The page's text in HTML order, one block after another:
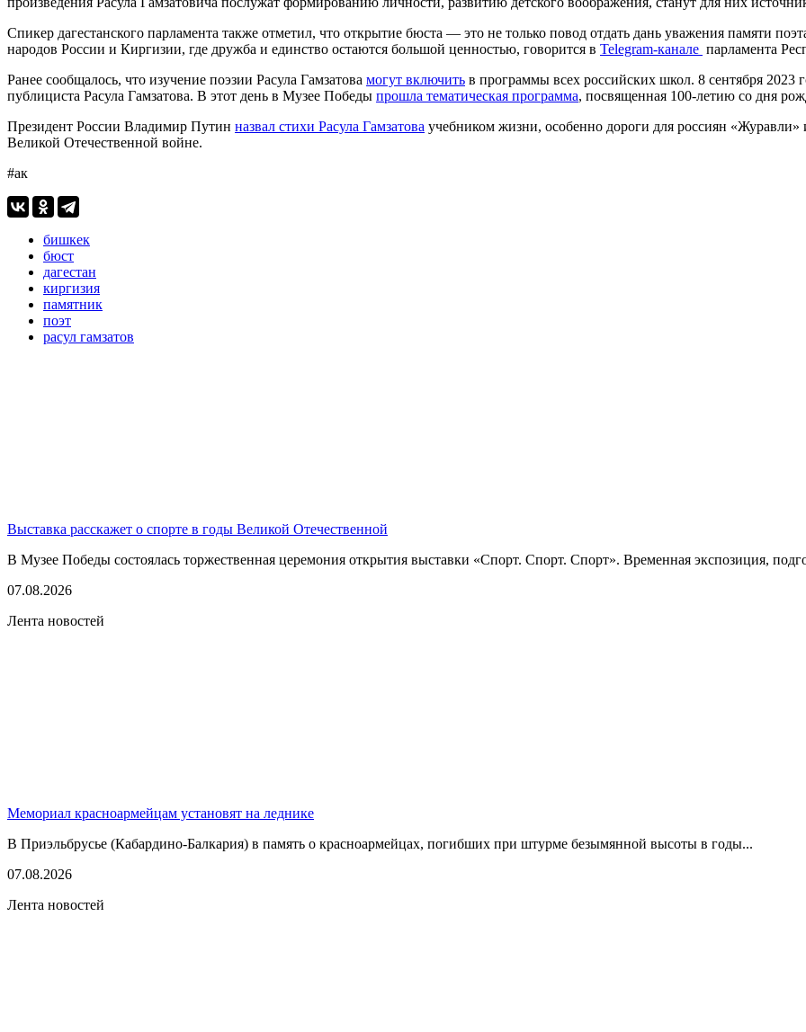
Спикер дагестанского парламента также отметил, что открытие бюста — это не только повод отдать дань уважения памяти
народов России и Киргизии, где дружба и единство остаются большой ценностью, говорится в Telegram-канале парламента
Ранее сообщалось, что изучение поэзии Расула Гамзатова могут включить в программы всех российских школ. 8 сентября 2023
публициста Расула Гамзатова. В этот день в Музее Победы прошла тематическая программа, посвященная 100-летию со дня
Президент России Владимир Путин назвал стихи Расула Гамзатова учебником жизни, особенно дороги для россиян
Великой Отечественной войне.
#ак
бишкек
бюст
дагестан
киргизия
памятник
поэт
расул гамзатов
Выставка расскажет о спорте в годы Великой Отечественной
В Музее Победы состоялась торжественная церемония открытия выставки «Спорт. Спорт. Спорт». Временная экспозиция,
07.08.2026
Лента новостей
Мемориал красноармейцам установят на леднике
В Приэльбрусье (Кабардино-Балкария) в память о красноармейцах, погибших при штурме безымянной высоты в годы...
07.08.2026
Лента новостей